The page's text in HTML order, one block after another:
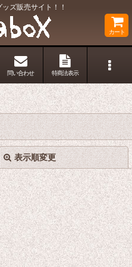
ズ販売サイト！！
カート
問い合わせ 特商法表示
表示順変更
む
閉じる